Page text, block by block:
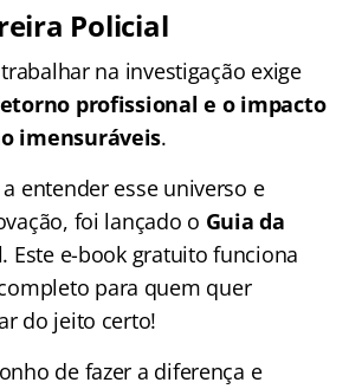
Policial
na investigação exige
profissional e o impacto
imensuráveis.
entender esse universo e
foi lançado o Guia da
. Este e-book gratuito funciona
para quem quer
do jeito certo!
de fazer a diferença e